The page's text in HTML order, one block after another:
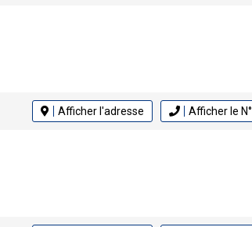
Afficher l'adresse Afficher le N°